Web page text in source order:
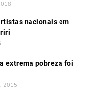
nacionais em
extrema pobreza foi
2015